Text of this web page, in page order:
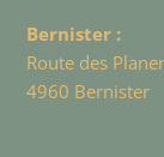
Bernister :
Route des
4960 Bernister